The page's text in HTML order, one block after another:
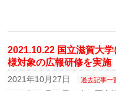
2021.10.22 国立滋賀大
様対象の広報研修を実施
2021年10月27日 過去記事一